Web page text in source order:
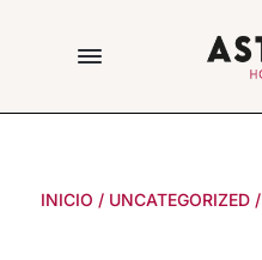
INICIO / UNCATEGORIZED/